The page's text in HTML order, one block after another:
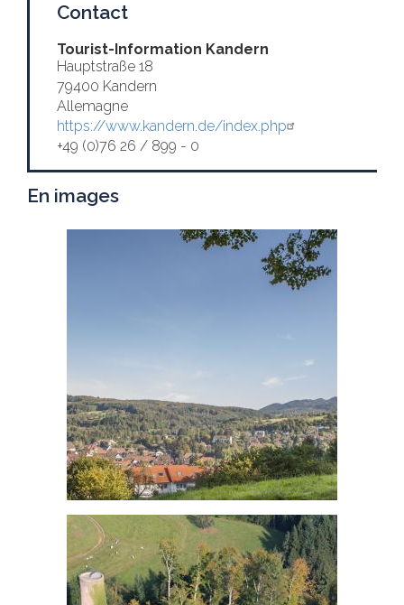
Contact
Tourist-Information Kandern
Hauptstraße 18
79400 Kandern
Allemagne
https://www.kandern.de/index.php
+49 (0)76 26 / 899 - 0
En images